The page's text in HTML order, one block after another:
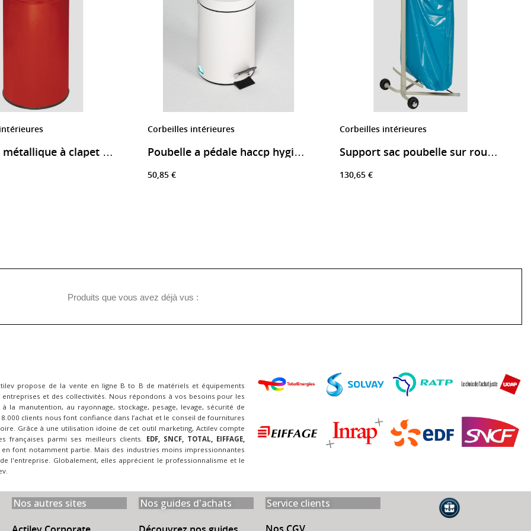
Poubelle métallique à clapet 50L
Corbeilles intérieures
Poubelle a pédale haccp hygiénique
50,85 €
Corbeilles intérieures
Support sac poubelle sur roues 110 l
130,65 €
Produits que vous avez déjà vus :
propose de la vente en ligne B to B de matériels et équipements
et des collectivités. Nous répondons à vos besoins pour les
la manutention, au rayonnage, stockage, pesage, levage, sécurité de
clients nous font confiance dans l’achat et le conseil de fournitures
Grâce à une utilisation idoine de cet outil marketing, Actilev compte
françaises parmi ses meilleurs clients. EDF, SNCF, TOTAL, EIFFAGE,
font notamment partie. Mais des industries moins impressionnantes
l'entreprise. Globalement, elles apprécient le professionnalisme et le
Nos autres sites
Nos guides d'achats
Service clients